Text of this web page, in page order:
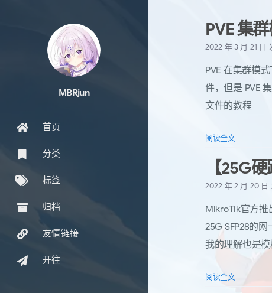
MBRjun
首页
分类
标签
归档
友情链接
开往
PVE 集
2022 年 3 月 21 日
PVE 在集群模
件，但是 PVE
文件的教程
阅读全文
【25G
2022 年 2 月 20 日
MikroTik官方推
25G SFP28的
我的理解也是模
阅读全文